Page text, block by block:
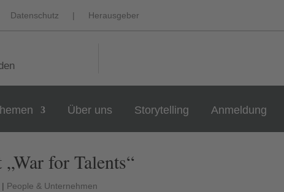
Datenschutz | Herausgeber
Über uns Storytelling Anmeldung
for Talents“
| People & Unternehmen